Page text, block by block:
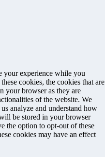
your experience while you
cookies, the cookies that are
your browser as they are
of the website. We
analyze and understand how
be stored in your browser
the option to opt-out of these
cookies may have an effect